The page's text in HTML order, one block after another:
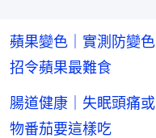
蘋果變色｜實測防變
招令蘋果最難食
腸道健康｜失眠頭痛
物番茄要這樣吃